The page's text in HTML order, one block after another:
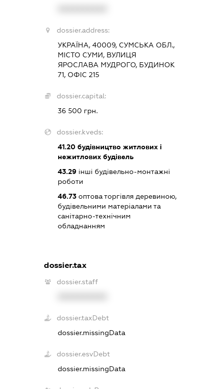
dossier.address:
УКРАЇНА, 40009, СУМСЬКА ОБЛ.,
МІСТО СУМИ, ВУЛИЦЯ
ЯРОСЛАВА МУДРОГО, БУДИНОК
71, ОФІС 215
dossier.capital:
36 500 грн.
dossier.kveds:
41.20будівництво житлових і
нежитлових будівель
43.29інші будівельно-монтажні
роботи
46.73оптова торгівля деревиною,
будівельними матеріалами та
санітарно-технічним
обладнанням
dossier.tax
dossier.staff
dossier.taxDebt
dossier.missingData
dossier.esvDebt
dossier.missingData